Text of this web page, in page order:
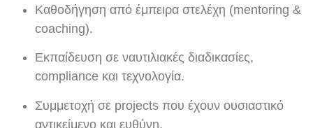
Καθοδήγηση από έμπειρα στελέχη (mentoring &
coaching).
Εκπαίδευση σε ναυτιλιακές διαδικασίες,
compliance και τεχνολογία.
Συμμετοχή σε projects που έχουν ουσιαστικό
αντικείμενο και ευθύνη.